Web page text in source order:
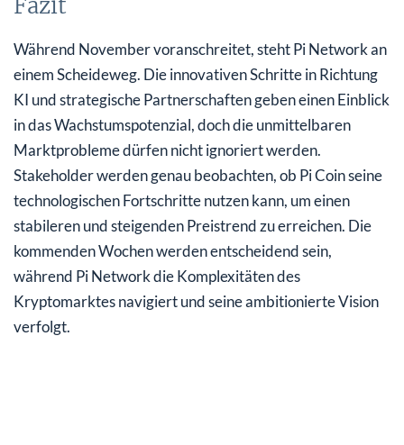
Fazit
Während November voranschreitet, steht Pi Network an
einem Scheideweg. Die innovativen Schritte in Richtung
KI und strategische Partnerschaften geben einen Einblick
in das Wachstumspotenzial, doch die unmittelbaren
Marktprobleme dürfen nicht ignoriert werden.
Stakeholder werden genau beobachten, ob Pi Coin seine
technologischen Fortschritte nutzen kann, um einen
stabileren und steigenden Preistrend zu erreichen. Die
kommenden Wochen werden entscheidend sein,
während Pi Network die Komplexitäten des
Kryptomarktes navigiert und seine ambitionierte Vision
verfolgt.